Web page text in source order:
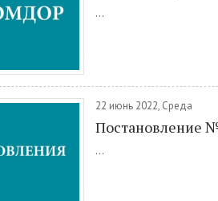
...
22 июнь 2022, Среда
Постановление
...